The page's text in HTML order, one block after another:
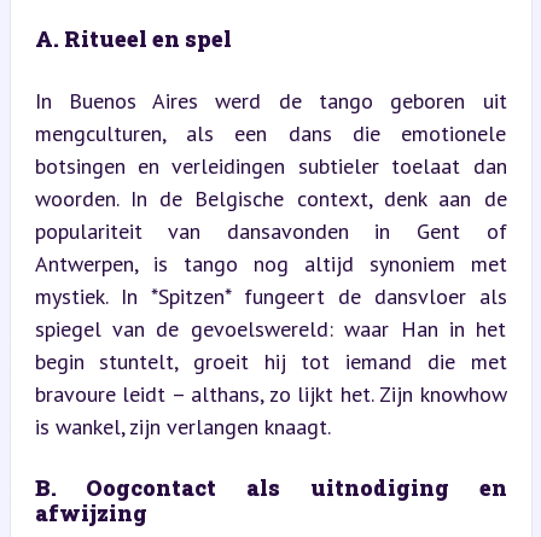
A. Ritueel en spel
In Buenos Aires werd de tango geboren uit
mengculturen, als een dans die emotionele
botsingen en verleidingen subtieler toelaat dan
woorden. In de Belgische context, denk aan de
populariteit van dansavonden in Gent of
Antwerpen, is tango nog altijd synoniem met
mystiek. In *Spitzen* fungeert de dansvloer als
spiegel van de gevoelswereld: waar Han in het
begin stuntelt, groeit hij tot iemand die met
bravoure leidt – althans, zo lijkt het. Zijn knowhow
is wankel, zijn verlangen knaagt.
B. Oogcontact als uitnodiging en
afwijzing